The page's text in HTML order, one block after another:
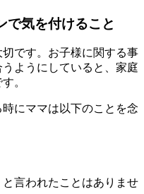
で気を付けること
です。お子様に関する事
ようにしていると、家庭
。
にママは以下のことを念
と言われたことはありませ